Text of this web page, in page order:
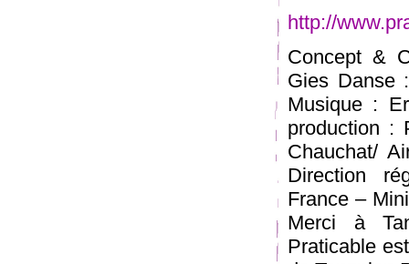
http://
Concept &
Gies Danse
Musique :
production :
Chauchat/
Direction
France –
Merci à
Praticable